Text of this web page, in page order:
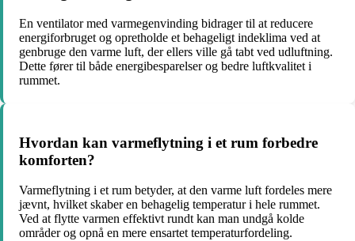
En ventilator med varmegenvinding bidrager til at reducere
energiforbruget og opretholde et behageligt indeklima ved at
genbruge den varme luft, der ellers ville gå tabt ved udluftning.
Dette fører til både energibesparelser og bedre luftkvalitet i
rummet.
Hvordan kan varmeflytning i et rum forbedre
komforten?
Varmeflytning i et rum betyder, at den varme luft fordeles mere
jævnt, hvilket skaber en behagelig temperatur i hele rummet.
Ved at flytte varmen effektivt rundt kan man undgå kolde
områder og opnå en mere ensartet temperaturfordeling.